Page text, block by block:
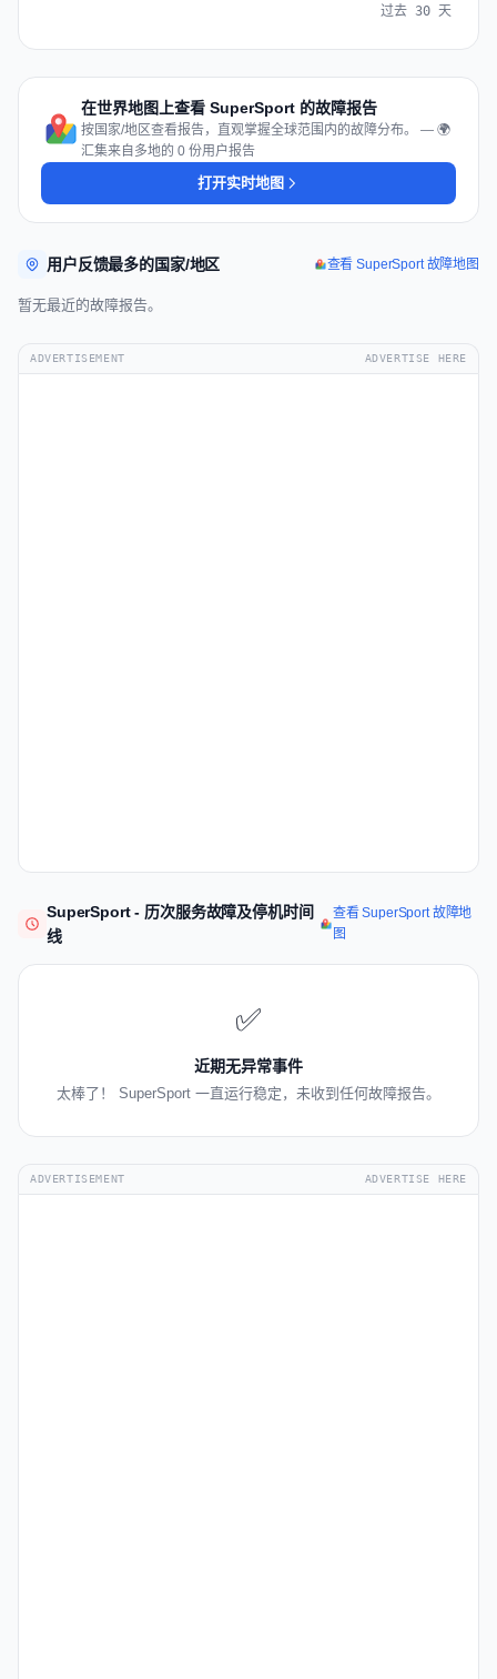
过去 30 天
在世界地图上查看 SuperSport 的故障报告
按国家/地区查看报告，直观掌握全球范围内的故障分布。 — 🌍
汇集来自多地的 0 份用户报告
打开实时地图
用户反馈最多的国家/地区 查看 SuperSport 故障地图
暂无最近的故障报告。
ADVERTISEMENT ADVERTISE HERE
SuperSport - 历次服务故障及停机时间
线
查看 SuperSport 故障地
图
✅
近期无异常事件
太棒了！ SuperSport 一直运行稳定，未收到任何故障报告。
ADVERTISEMENT ADVERTISE HERE